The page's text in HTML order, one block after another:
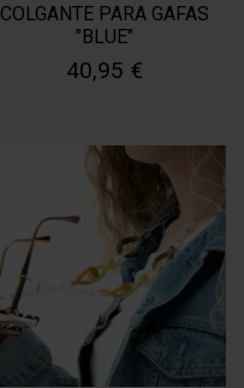
COLGANTE PARA GAFAS
"BLUE"
40,95 €